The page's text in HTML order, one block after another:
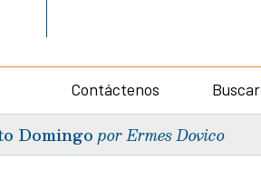
Contáctenos Buscar
Domingo por Ermes Dovico